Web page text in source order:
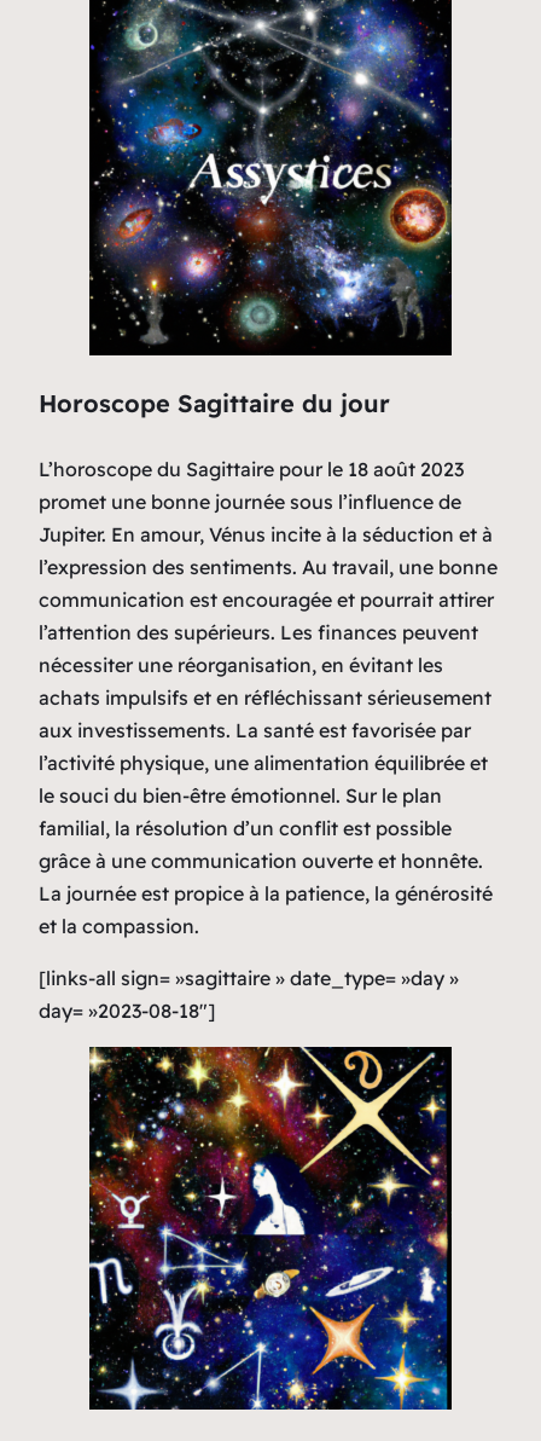
Horoscope Sagittaire du jour
L’horoscope du Sagittaire pour le 18 août 2023
promet une bonne journée sous l’influence de
Jupiter. En amour, Vénus incite à la séduction et à
l’expression des sentiments. Au travail, une bonne
communication est encouragée et pourrait attirer
l’attention des supérieurs. Les finances peuvent
nécessiter une réorganisation, en évitant les
achats impulsifs et en réfléchissant sérieusement
aux investissements. La santé est favorisée par
l’activité physique, une alimentation équilibrée et
le souci du bien-être émotionnel. Sur le plan
familial, la résolution d’un conflit est possible
grâce à une communication ouverte et honnête.
La journée est propice à la patience, la générosité
et la compassion.
[links-all sign= »sagittaire » date_type= »day »
day= »2023-08-18″]